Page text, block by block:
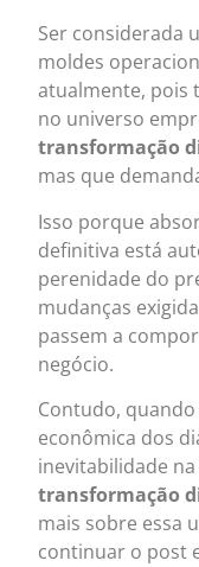
Ser considerada
moldes
atualmente, pois
no universo
transformação
mas que
Isso porque
definitiva está
perenidade do
mudanças
passem a
negócio.
Contudo,
econômica dos
inevitabilidade
transformação
mais sobre essa
continuar o post